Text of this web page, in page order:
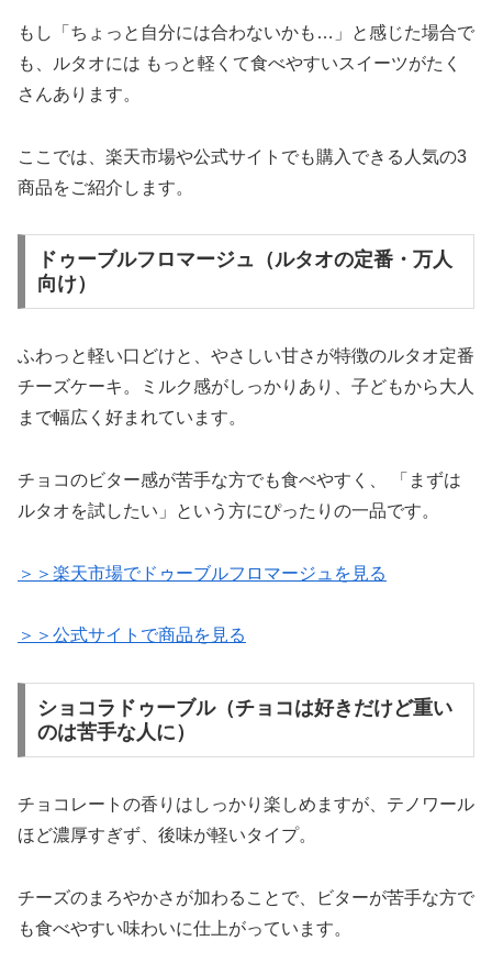
もし「ちょっと自分には合わないかも…」と感じた場合で
も、ルタオには もっと軽くて食べやすいスイーツがたく
さんあります。
ここでは、楽天市場や公式サイトでも購入できる人気の3
商品をご紹介します。
ドゥーブルフロマージュ（ルタオの定番・万人
向け）
ふわっと軽い口どけと、やさしい甘さが特徴のルタオ定番
チーズケーキ。ミルク感がしっかりあり、子どもから大人
まで幅広く好まれています。
チョコのビター感が苦手な方でも食べやすく、 「まずは
ルタオを試したい」という方にぴったりの一品です。
＞＞楽天市場でドゥーブルフロマージュを見る
＞＞公式サイトで商品を見る
ショコラドゥーブル（チョコは好きだけど重い
のは苦手な人に）
チョコレートの香りはしっかり楽しめますが、テノワール
ほど濃厚すぎず、後味が軽いタイプ。
チーズのまろやかさが加わることで、ビターが苦手な方で
も食べやすい味わいに仕上がっています。